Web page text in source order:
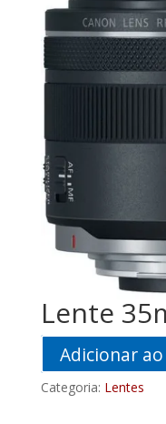
Lente
Adicionar
Categoria: Lentes